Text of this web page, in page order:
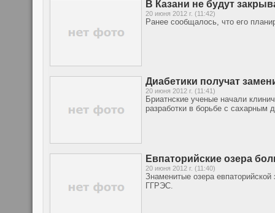
В Казани не будут
20 июня 2012 г. (11:42)
Ранее сообщалось, что его
Диабетики получат
20 июня 2012 г. (11:41)
Бриатнские ученые начали
разработки в борьбе с сахарным
Евпаторийские озера
20 июня 2012 г. (11:40)
Знаменитые озера
ГГРЭС.